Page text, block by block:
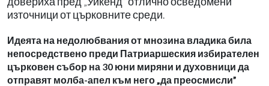
източници от църковните среди.
Идеята на недолюбвания от мнозина владика била
непосредствено преди Патриаршеския избирателен
църковен събор на 30 юни миряни и духовници да
отправят молба-апел към него „да преосмисли”